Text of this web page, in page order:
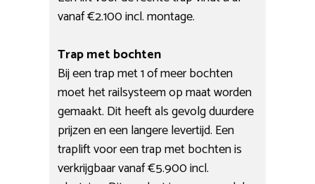
vanaf €2.100 incl. montage.
Trap met bochten
Bij een trap met 1 of meer bochten
moet het railsysteem op maat worden
gemaakt. Dit heeft als gevolg duurdere
prijzen en een langere levertijd. Een
traplift voor een trap met bochten is
verkrijgbaar vanaf €5.900 incl.